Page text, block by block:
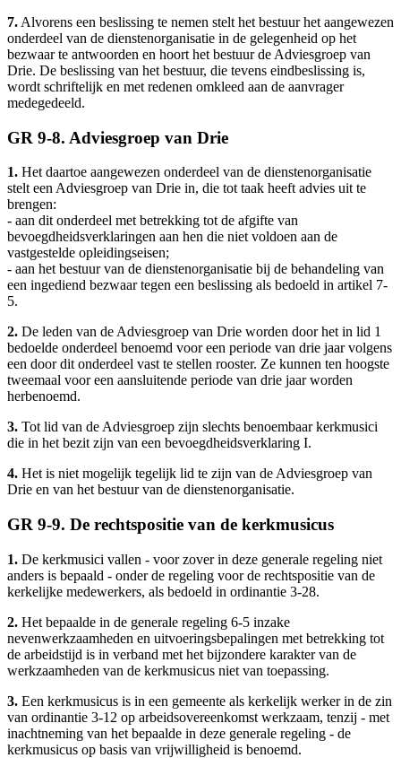
7. Alvorens een beslissing te nemen stelt het bestuur het aangewezen
onderdeel van de dienstenorganisatie in de gelegenheid op het
bezwaar te antwoorden en hoort het bestuur de Adviesgroep van
Drie. De beslissing van het bestuur, die tevens eindbeslissing is,
wordt schriftelijk en met redenen omkleed aan de aanvrager
medegedeeld.
GR 9-8. Adviesgroep van Drie
1. Het daartoe aangewezen onderdeel van de dienstenorganisatie
stelt een Adviesgroep van Drie in, die tot taak heeft advies uit te
brengen:
- aan dit onderdeel met betrekking tot de afgifte van
bevoegdheidsverklaringen aan hen die niet voldoen aan de
vastgestelde opleidingseisen;
- aan het bestuur van de dienstenorganisatie bij de behandeling van
een ingediend bezwaar tegen een beslissing als bedoeld in artikel 7-
5.
2. De leden van de Adviesgroep van Drie worden door het in lid 1
bedoelde onderdeel benoemd voor een periode van drie jaar volgens
een door dit onderdeel vast te stellen rooster. Ze kunnen ten hoogste
tweemaal voor een aansluitende periode van drie jaar worden
herbenoemd.
3. Tot lid van de Adviesgroep zijn slechts benoembaar kerkmusici
die in het bezit zijn van een bevoegdheidsverklaring I.
4. Het is niet mogelijk tegelijk lid te zijn van de Adviesgroep van
Drie en van het bestuur van de dienstenorganisatie.
GR 9-9. De rechtspositie van de kerkmusicus
1. De kerkmusici vallen - voor zover in deze generale regeling niet
anders is bepaald - onder de regeling voor de rechtspositie van de
kerkelijke medewerkers, als bedoeld in ordinantie 3-28.
2. Het bepaalde in de generale regeling 6-5 inzake
nevenwerkzaamheden en uitvoeringsbepalingen met betrekking tot
de arbeidstijd is in verband met het bijzondere karakter van de
werkzaamheden van de kerkmusicus niet van toepassing.
3. Een kerkmusicus is in een gemeente als kerkelijk werker in de zin
van ordinantie 3-12 op arbeidsovereenkomst werkzaam, tenzij - met
inachtneming van het bepaalde in deze generale regeling - de
kerkmusicus op basis van vrijwilligheid is benoemd.